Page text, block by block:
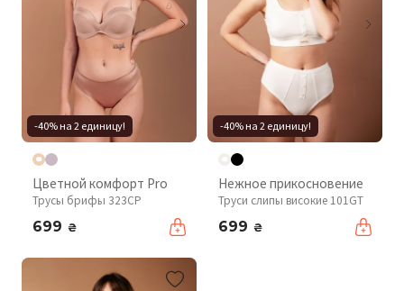
-40% на 2 единицу!
Цветной комфорт Pro
Трусы брифы 323CP
699 ₴
-40% на 2 единицу!
Нежное прикосновение
Труси слипы високие 101GT
699 ₴